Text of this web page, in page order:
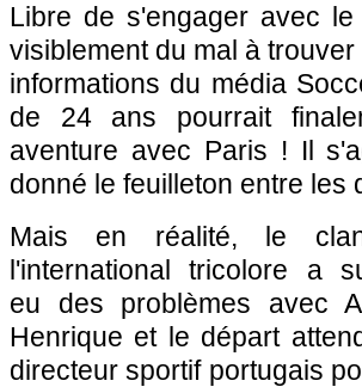
Libre de s'engager avec
visiblement du mal à
informations du média
de 24 ans pourrait
aventure avec Paris ! Il
donné le feuilleton entre les
Mais en réalité, le
l'international tricolore a
eu des problèmes avec
Henrique et le départ
directeur sportif portugais